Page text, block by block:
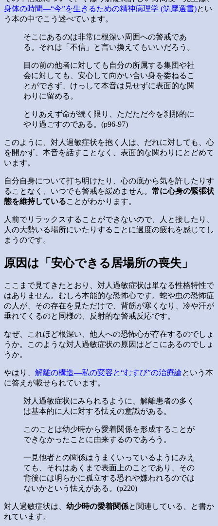
身体の時間―“今”を生きるための精神病理学 (筑摩選書)とい
う本の中でこう述べています。
そこにあるのは非常に根深い周囲への警戒であ
る。それは「不信」と言い換えてもいいだろう。
目の前の他者に対しても自分の所属する集団や社
会に対しても、安心して向かい合い身を委ねるこ
とができず、けっして本音は見せずに表面的な関
わりに留める。
とりあえず命が続く限り、ただただ今を刹那的に
やり過ごすのである。(p96-97)
このように、対人過敏症状を抱く人は、だれに対しても、心
を開かず、本音を話すことなく、表面的な関わりにとどめて
います。
自分自身について打ち明けたり、心の底から気を許したりす
ることなく、いつでも警戒を緩めません。 常に心身の緊張状
態を維持していることがわかります。
人前でリラックスすることができないので、人と接したり、
人の大勢いる場所にいたりすることに過度の疲れを感じてし
まうのです。
原因は「安心できる居場所の喪失」
ここまで見てきたとおり、対人過敏症状は単なる性格特性で
はありません。むしろ本能的な恐怖心です。蛇や虫の恐怖症
の人が、その存在を見ただけで、背筋が寒くなり、冷や汗が
垂れてくるのと同様の、反射的な警戒反応です。
なぜ、これほど根深い、他人への恐怖心が存在するのでしょ
うか。このような対人過敏症状の原因はどこにあるのでしょ
うか。
やはり、 解離の構造―私の変容と“むすび”の治療論という本
に答えが載せられています。
対人過敏症状にみられるように、解離患者の多く
は基本的に人に対する怯えの意識がある。
このことは幼少時から愛着関係を形成することが
できなかったことに由来するのであろう。
一見他者との関係はうまくいっているようにみえ
ても、それはあくまで表面上のことであり、その
背後には明らかに孤立する恐れや嫌われるのでは
ないかという怯えがある。(p220)
対人過敏症状は、 幼少時の愛着関係と関連している、と書か
れています。